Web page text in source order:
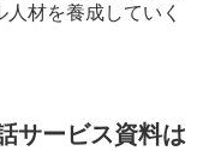
材を養成していく
サービス資料は